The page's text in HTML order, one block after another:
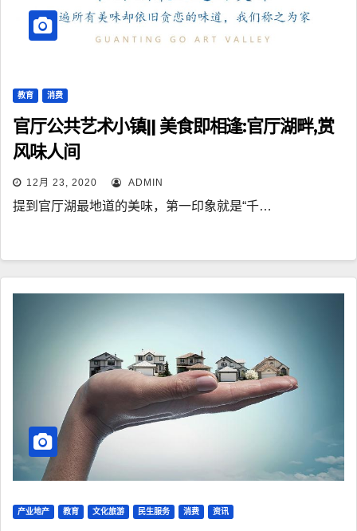
教育 消费
官厅公共艺术小镇|| 美食即相逢:官厅湖畔,赏
风味人间
12月 23, 2020 ADMIN
提到官厅湖最地道的美味，第一印象就是“千…
产业地产 教育 文化旅游 民生服务 消费 资讯